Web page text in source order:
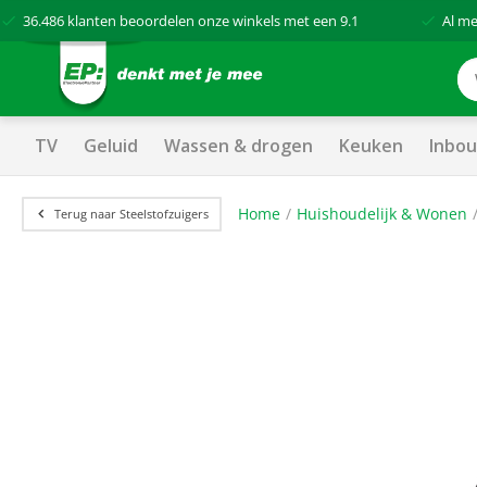
36.486 klanten beoordelen onze winkels met een 9.1 Al
TV Geluid Wassen & drogen Keuken
Terug naar Steelstofzuigers Home Huishoudelijk & Wonen